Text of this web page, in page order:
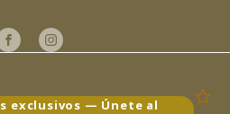
exclusivos — Únete al